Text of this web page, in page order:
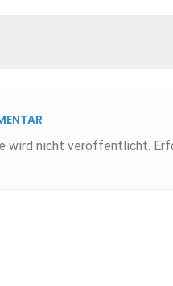
wird nicht veröffentlicht.